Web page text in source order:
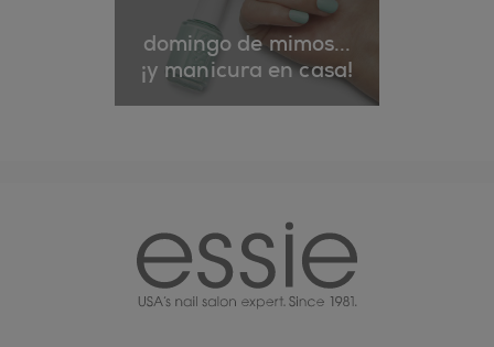
domingo de mimos...
¡y manicura en casa!